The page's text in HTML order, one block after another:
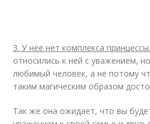
3. У нее нет комплекса принцессы.
относились к ней с уважением,
любимый человек, а не потому
таким магическим образом
Так же она ожидает, что вы